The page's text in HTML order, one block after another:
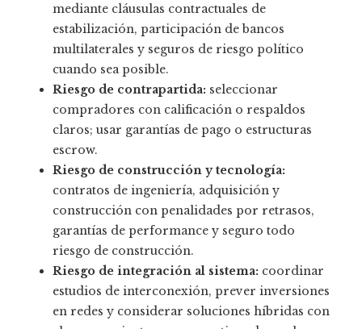
mediante cláusulas contractuales de
estabilización, participación de bancos
multilaterales y seguros de riesgo político
cuando sea posible.
Riesgo de contrapartida: seleccionar
compradores con calificación o respaldos
claros; usar garantías de pago o estructuras
escrow.
Riesgo de construcción y tecnología:
contratos de ingeniería, adquisición y
construcción con penalidades por retrasos,
garantías de performance y seguro todo
riesgo de construcción.
Riesgo de integración al sistema: coordinar
estudios de interconexión, prever inversiones
en redes y considerar soluciones híbridas con